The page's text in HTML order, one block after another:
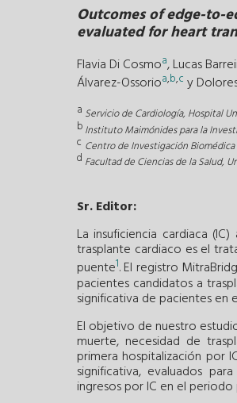
Outcomes of edge-to-
evaluated for heart
Flavia Di Cosmoa,Lucas
Álvarez-Ossorioa,b,c y
a Servicio de Cardiología, Hospital
bInstituto Maimónides para la
c Centro de Investigación Biomédica
d Facultad de Ciencias de la Salud,
Sr. Editor:
La insuficiencia cardiaca
trasplante cardiaco es el
puente1. El registro
pacientes candidatos a
significativa de pacientes en
El objetivo de nuestro
muerte, necesidad de
primera hospitalización por
significativa, evaluados
ingresos por IC en el periodo